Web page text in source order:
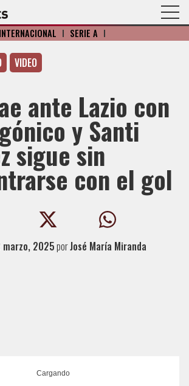
I SERIE A I
VIDEO
ante Lazio con
y Santi
sigue sin
con el gol
marzo, 2025porJosé María Miranda
Cargando